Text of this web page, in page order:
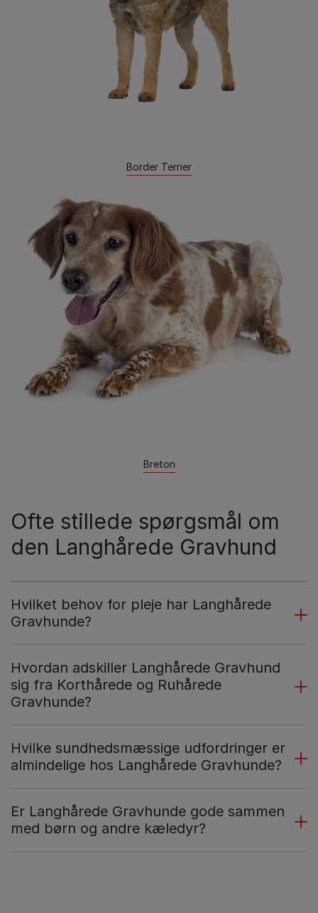
Border Terrier
Breton
Ofte stillede spørgsmål om
den Langhårede Gravhund
Hvilket behov for pleje har Langhårede
Gravhunde?
Hvordan adskiller Langhårede Gravhund
sig fra Korthårede og Ruhårede
Gravhunde?
Hvilke sundhedsmæssige udfordringer er
almindelige hos Langhårede Gravhunde?
Er Langhårede Gravhunde gode sammen
med børn og andre kæledyr?